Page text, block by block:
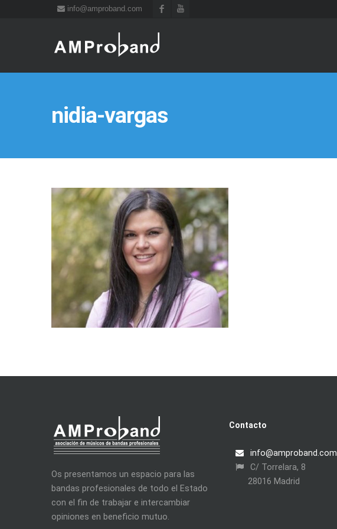
info@amproband.com
nidia-vargas
Os presentamos un espacio para las
bandas profesionales de todo el Estado
con el fin de trabajar e intercambiar
opiniones en beneficio mutuo.
Contacto
info@amproband.com
C/ Torrelara, 8
28016 Madrid